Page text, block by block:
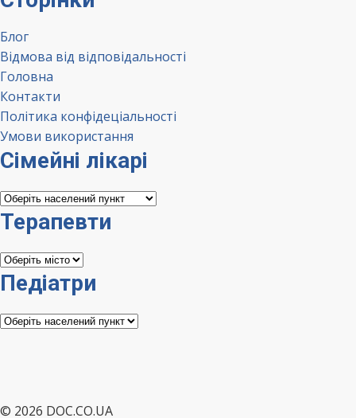
Блог
Відмова від відповідальності
Головна
Контакти
Політика конфідеціальності
Умови використання
Сімейні лікарі
Сімейні
лікарі
Терапевти
Терапевти
Педіатри
Педіатри
© 2026 DOC.CO.UA